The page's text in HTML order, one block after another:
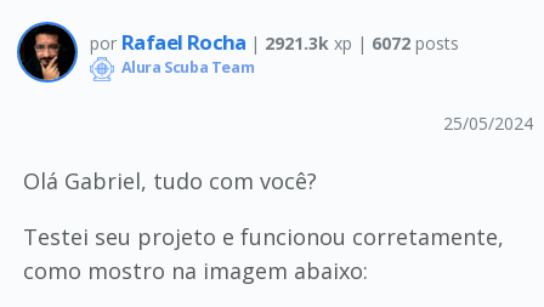
por Rafael Rocha | 2921.3k xp | 6072 posts
Alura Scuba Team
25/05/2024
Olá Gabriel, tudo com você?
Testei seu projeto e funcionou corretamente,
como mostro na imagem abaixo: